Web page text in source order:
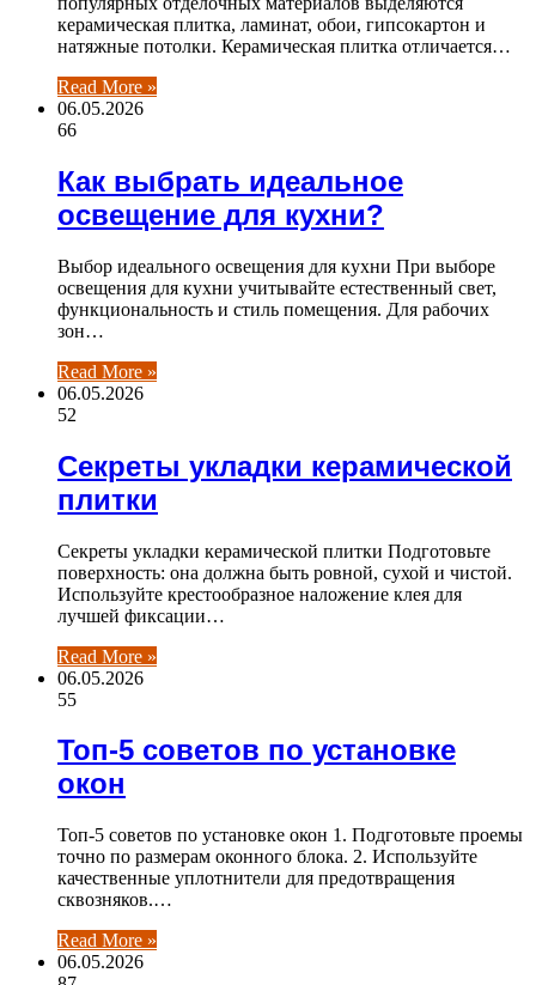
керамическая плитка, ламинат, обои, гипсокартон и
натяжные потолки. Керамическая плитка отличается…
Read More »
06.05.2026
66
Как выбрать идеальное
освещение для кухни?
Выбор идеального освещения для кухни При выборе
освещения для кухни учитывайте естественный свет,
функциональность и стиль помещения. Для рабочих
зон…
Read More »
06.05.2026
52
Секреты укладки керамической
плитки
Секреты укладки керамической плитки Подготовьте
поверхность: она должна быть ровной, сухой и чистой.
Используйте крестообразное наложение клея для
лучшей фиксации…
Read More »
06.05.2026
55
Топ-5 советов по установке
окон
Топ-5 советов по установке окон 1. Подготовьте проемы
точно по размерам оконного блока. 2. Используйте
качественные уплотнители для предотвращения
сквозняков.…
Read More »
06.05.2026